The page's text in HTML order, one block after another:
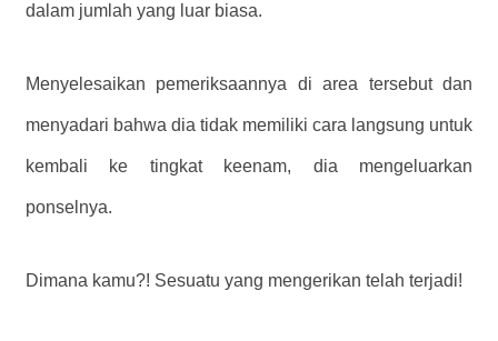
dalam jumlah yang luar biasa.
Menyelesaikan pemeriksaannya di area tersebut dan
menyadari bahwa dia tidak memiliki cara langsung untuk
kembali ke tingkat keenam, dia mengeluarkan
ponselnya.
Dimana kamu?! Sesuatu yang mengerikan telah terjadi!